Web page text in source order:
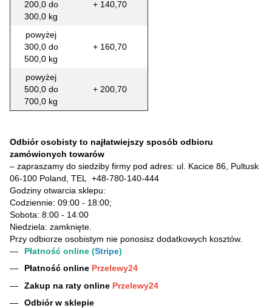
200,0 do
300,0 kg
+ 140,70
powyżej
300,0 do
500,0 kg
+ 160,70
powyżej
500,0 do
700,0 kg
+ 200,70
Odbiór osobisty to najłatwiejszy sposób odbioru
zamówionych towarów
– zapraszamy do siedziby firmy pod adres: ul. Kacice 86, Pultusk
06-100 Poland, TEL +48-780-140-444
Godziny otwarcia sklepu:
Codziennie: 09:00 - 18:00;
Sobota: 8:00 - 14:00
Niedziela: zamknięte.
Przy odbiorze osobistym nie ponosisz dodatkowych kosztów.
Płatność online (Stripe)
Płatność online Przelewy24
Zakup na raty online Przelewy24
Odbiór w sklepie